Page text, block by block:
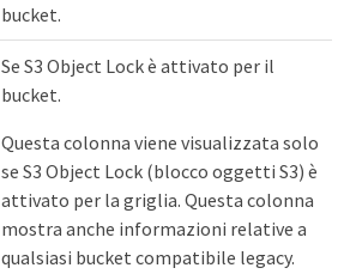
bucket.
Se S3 Object Lock è attivato per il
bucket.
Questa colonna viene visualizzata solo
se S3 Object Lock (blocco oggetti S3) è
attivato per la griglia. Questa colonna
mostra anche informazioni relative a
qualsiasi bucket compatibile legacy.